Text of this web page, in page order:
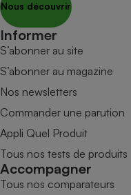
Nous découvrir
Informer
S’abonner au site
S’abonner au magazine
Nos newsletters
Commander une parution
Appli Quel Produit
Tous nos tests de produits
Accompagner
Tous nos comparateurs